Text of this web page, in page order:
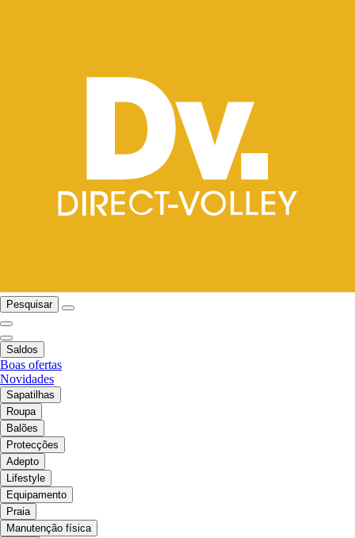
Pesquisar
Saldos
Boas ofertas
Novidades
Sapatilhas
Roupa
Balões
Protecções
Adepto
Lifestyle
Equipamento
Praia
Manutenção física